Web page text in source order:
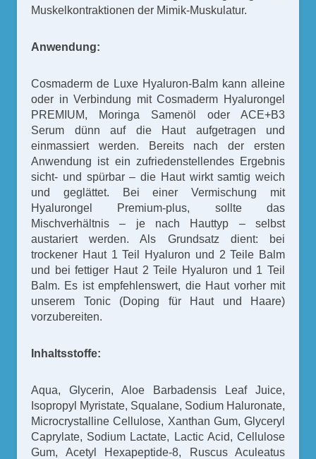
Muskelkontraktionen der Mimik-Muskulatur.
Anwendung:
Cosmaderm de Luxe Hyaluron-Balm kann alleine
oder in Verbindung mit Cosmaderm Hyalurongel
PREMIUM, Moringa Samenöl oder ACE+B3
Serum dünn auf die Haut aufgetragen und
einmassiert werden. Bereits nach der ersten
Anwendung ist ein zufriedenstellendes Ergebnis
sicht- und spürbar – die Haut wirkt samtig weich
und geglättet. Bei einer Vermischung mit
Hyalurongel Premium-plus, sollte das
Mischverhältnis – je nach Hauttyp – selbst
austariert werden. Als Grundsatz dient: bei
trockener Haut 1 Teil Hyaluron und 2 Teile Balm
und bei fettiger Haut 2 Teile Hyaluron und 1 Teil
Balm. Es ist empfehlenswert, die Haut vorher mit
unserem Tonic (Doping für Haut und Haare)
vorzubereiten.
Inhaltsstoffe:
Aqua, Glycerin, Aloe Barbadensis Leaf Juice,
Isopropyl Myristate, Squalane, Sodium Haluronate,
Microcrystalline Cellulose, Xanthan Gum, Glyceryl
Caprylate, Sodium Lactate, Lactic Acid, Cellulose
Gum, Acetyl Hexapeptide-8, Ruscus Aculeatus